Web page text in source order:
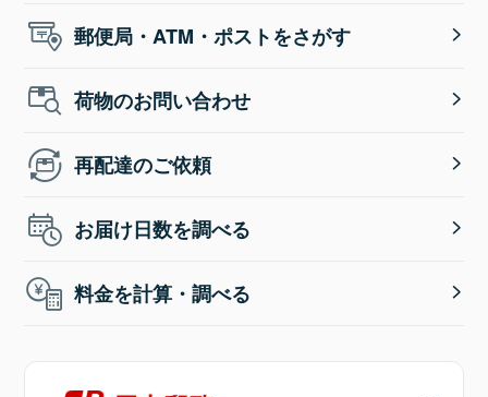
郵便局・ATM・ポストをさがす
荷物のお問い合わせ
再配達のご依頼
お届け日数を調べる
料金を計算・調べる